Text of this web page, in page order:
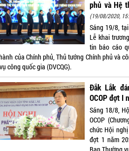
phủ và Hệ
(19/08/2020,
Sáng 19/8,
Lễ khai
tin báo cáo
của Chính phủ, Thủ tướng Chính phủ và
công quốc gia (DVCQG).
Đắk Lắk
OCOP đợt I
Sáng 18/8,
OCOP
chức Hội
đợt 1 năm